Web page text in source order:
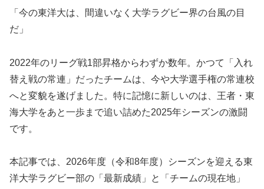
「今の東洋大は、間違いなく大学ラグビー界の台風の目
だ」
2022年のリーグ戦1部昇格からわずか数年。かつて「入れ
替え戦の常連」だったチームは、今や大学選手権の常連校
へと変貌を遂げました。特に記憶に新しいのは、王者・東
海大学をあと一歩まで追い詰めた2025年シーズンの激闘
です。
本記事では、2026年度（令和8年度）シーズンを迎える東
洋大学ラグビー部の「最新成績」と「チームの現在地」